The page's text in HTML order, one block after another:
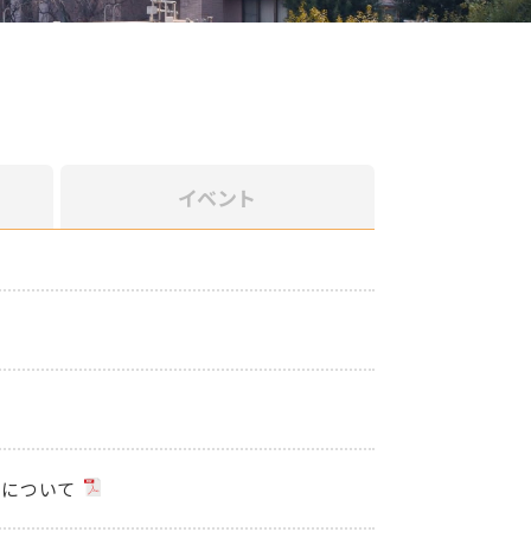
イベント
ついて